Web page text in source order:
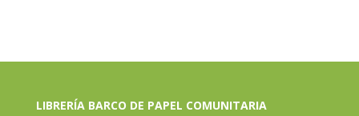
LIBRERÍA BARCO DE PAPEL COMUNITARIA